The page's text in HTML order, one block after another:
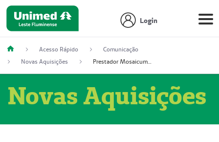
Login
Acesso Rápido
Comunicação
Novas Aquisições
Prestador Mosaicum Espaço Clínico Ltda (51004352-0)
Novas Aquisições